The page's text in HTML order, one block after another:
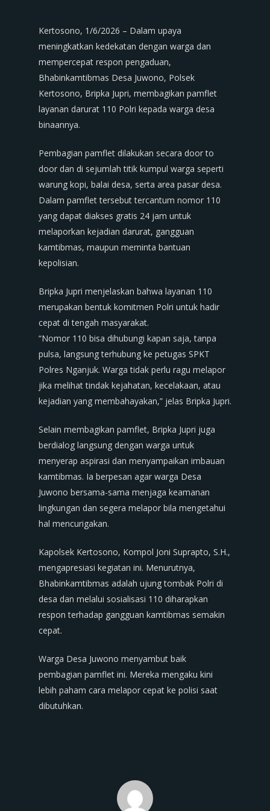
Kertosono, 1/6/2026 – Dalam upaya
meningkatkan kedekatan dengan warga dan
mempercepat respon pengaduan,
Bhabinkamtibmas Desa Juwono, Polsek
Kertosono, Bripka Jupri, membagikan pamflet
layanan darurat 110 Polri kepada warga desa
binaannya.
Pembagian pamflet dilakukan secara door to
door dan di sejumlah titik kumpul warga seperti
warung kopi, balai desa, serta area pasar desa.
Dalam pamflet tersebut tercantum nomor 110
yang dapat diakses gratis 24 jam untuk
melaporkan kejadian darurat, gangguan
kamtibmas, maupun meminta bantuan
kepolisian.
Bripka Jupri menjelaskan bahwa layanan 110
merupakan bentuk komitmen Polri untuk hadir
cepat di tengah masyarakat.
“Nomor 110 bisa dihubungi kapan saja, tanpa
pulsa, langsung terhubung ke petugas SPKT
Polres Nganjuk. Warga tidak perlu ragu melapor
jika melihat tindak kejahatan, kecelakaan, atau
kejadian yang membahayakan,” jelas Bripka Jupri.
Selain membagikan pamflet, Bripka Jupri juga
berdialog langsung dengan warga untuk
menyerap aspirasi dan menyampaikan imbauan
kamtibmas. Ia berpesan agar warga Desa
Juwono bersama-sama menjaga keamanan
lingkungan dan segera melapor bila mengetahui
hal mencurigakan.
Kapolsek Kertosono, Kompol Joni Suprapto, S.H.,
mengapresiasi kegiatan ini. Menurutnya,
Bhabinkamtibmas adalah ujung tombak Polri di
desa dan melalui sosialisasi 110 diharapkan
respon terhadap gangguan kamtibmas semakin
cepat.
Warga Desa Juwono menyambut baik
pembagian pamflet ini. Mereka mengaku kini
lebih paham cara melapor cepat ke polisi saat
dibutuhkan.